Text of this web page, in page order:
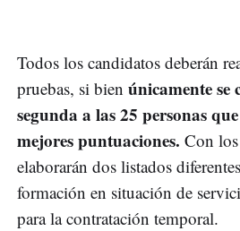
Todos los candidatos deberán
pruebas, si bien únicamente se
segunda a las 25 personas
mejores puntuaciones. Con
elaborarán dos listados
formación en situación de
para la contratación temporal.